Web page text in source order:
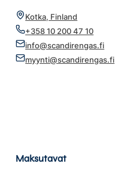
Kotka, Finland
+358 10 200 47 10
info@scandirengas.fi
myynti@scandirengas.fi
Maksutavat